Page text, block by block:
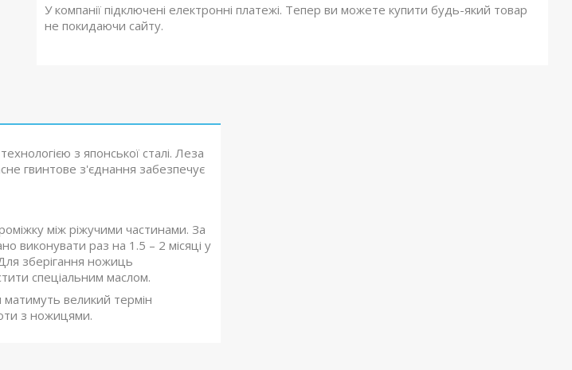
У компанії підключені електронні платежі. Тепер ви можете купити будь-який товар
не покидаючи сайту.
з японської сталі. Леза
гвинтове з'єднання забезпечує
між ріжучими частинами. За
виконувати раз на 1.5 – 2 місяці у
зберігання ножиць
спеціальним маслом.
великий термін
з ножицями.